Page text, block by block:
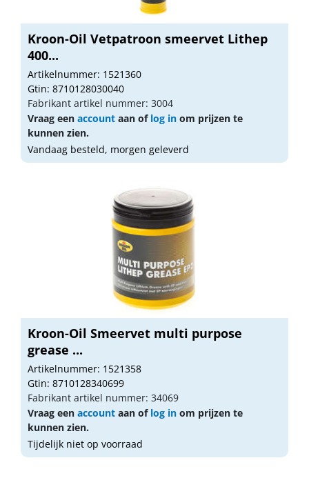
Kroon-Oil Vetpatroon smeervet Lithep
400...
Artikelnummer: 1521360
Gtin: 8710128030040
Fabrikant artikel nummer: 3004
Vraag een account aan of log in om prijzen te
kunnen zien.
Vandaag besteld, morgen geleverd
Kroon-Oil Smeervet multi purpose
grease ...
Artikelnummer: 1521358
Gtin: 8710128340699
Fabrikant artikel nummer: 34069
Vraag een account aan of log in om prijzen te
kunnen zien.
Tijdelijk niet op voorraad